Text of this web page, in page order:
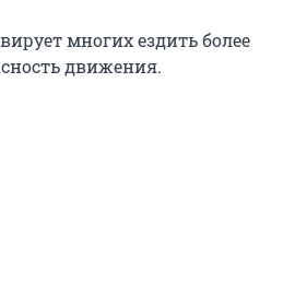
многих ездить более
движения.